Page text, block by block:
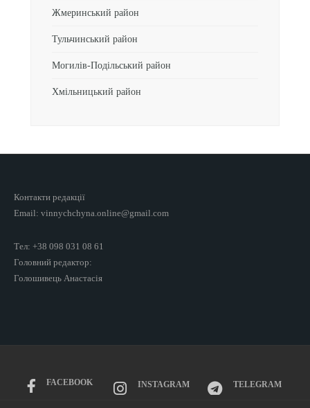
Жмеринський район
Тульчинський район
Могилів-Подільський район
Хмільницький район
Контакти редакції
Email: vinnychchyna.online@gmail.com
Тел: +38 098 031 08 61
Головний редактор:
Голошивець Анастасія
FACEBOOK INSTAGRAM TELEGRAM